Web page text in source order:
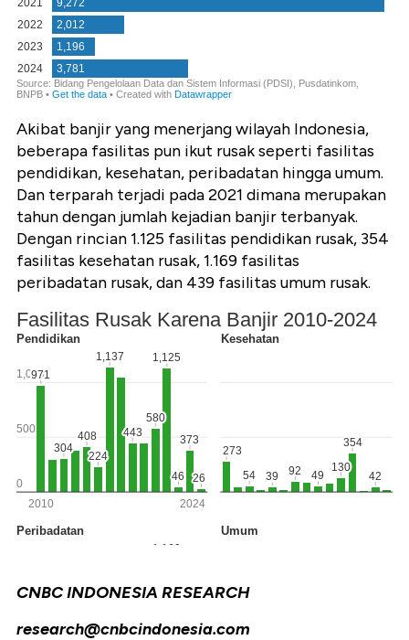
Akibat banjir yang menerjang wilayah Indonesia,
beberapa fasilitas pun ikut rusak seperti fasilitas
pendidikan, kesehatan, peribadatan hingga umum.
Dan terparah terjadi pada 2021 dimana merupakan
tahun dengan jumlah kejadian banjir terbanyak.
Dengan rincian 1.125 fasilitas pendidikan rusak, 354
fasilitas kesehatan rusak, 1.169 fasilitas
peribadatan rusak, dan 439 fasilitas umum rusak.
CNBC INDONESIA RESEARCH
research@cnbcindonesia.com